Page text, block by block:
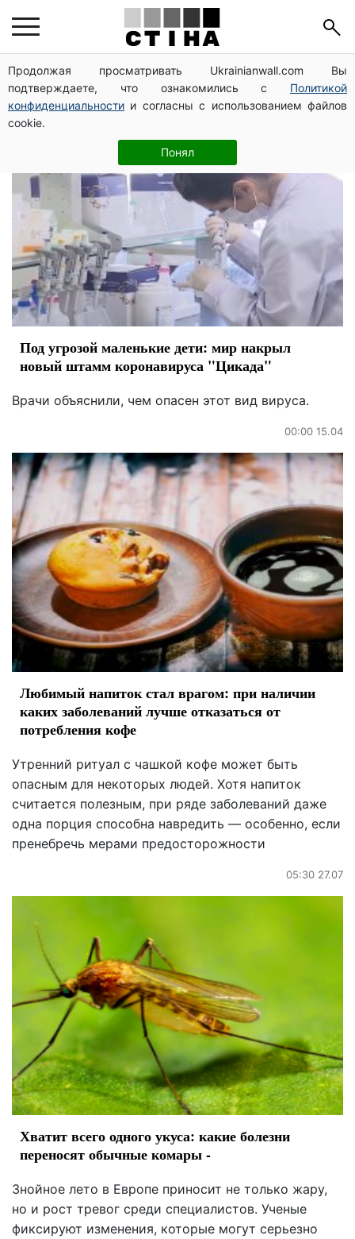
Продолжая просматривать Ukrainianwall.com Вы
подтверждаете, что ознакомились с Политикой
конфиденциальности и согласны с использованием файлов
cookie.
Понял
заболевания
Под угрозой маленькие дети: мир накрыл
новый штамм коронавируса "Цикада"
Врачи объяснили, чем опасен этот вид вируса.
00:00 15.04
Любимый напиток стал врагом: при наличии
каких заболеваний лучше отказаться от
потребления кофе
Утренний ритуал с чашкой кофе может быть
опасным для некоторых людей. Хотя напиток
считается полезным, при ряде заболеваний даже
одна порция способна навредить — особенно, если
пренебречь мерами предосторожности
05:30 27.07
Хватит всего одного укуса: какие болезни
переносят обычные комары -
Знойное лето в Европе приносит не только жару,
но и рост тревог среди специалистов. Ученые
фиксируют изменения, которые могут серьезно